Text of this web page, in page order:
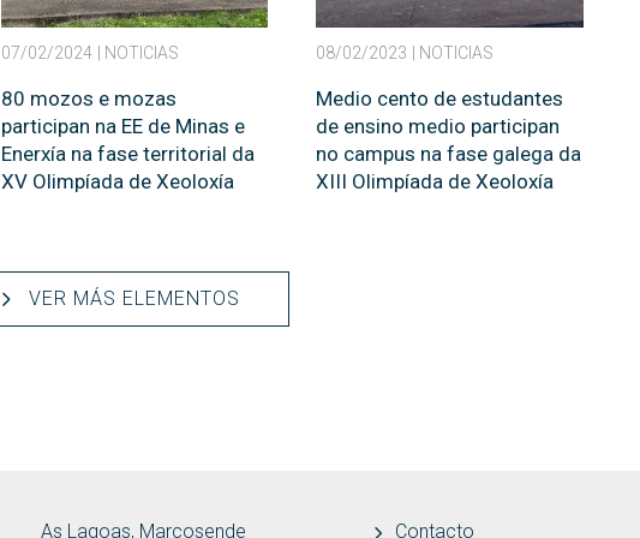
07/02/2024 | NOTICIAS
80 mozos e mozas
participan na EE de Minas e
Enerxía na fase territorial da
XV Olimpíada de Xeoloxía
08/02/2023 | NOTICIAS
Medio cento de estudantes
de ensino medio participan
no campus na fase galega da
XIII Olimpíada de Xeoloxía
VER MÁS ELEMENTOS
ENDEREZO
As Lagoas, Marcosende Contacto